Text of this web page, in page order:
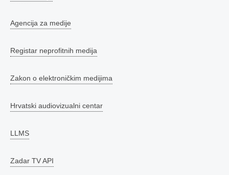
Agencija za medije
Registar neprofitnih medija
Zakon o elektroničkim medijima
Hrvatski audiovizualni centar
LLMS
Zadar TV API